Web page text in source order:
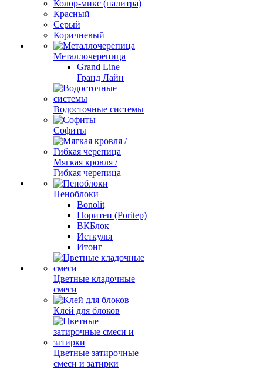
Колор-микс (палитра)
Красный
Серый
Коричневый
Металлочерепица
Grand Line |
Гранд Лайн
Водосточные системы
Софиты
Мягкая кровля /
Гибкая черепица
Пеноблоки
Bonolit
Поритеп (Poritep)
ВКБлок
Исткульт
Итонг
Цветные кладочные
смеси
Клей для блоков
Цветные затирочные
смеси и затирки